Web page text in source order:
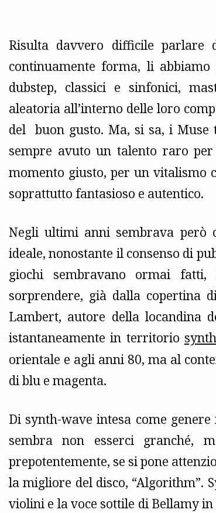
Risulta davvero difficile parlare
continuamente forma, li
dubstep, classici e sinfonici,
aleatoria all’interno delle loro
del buon gusto. Ma, si sa, i
sempre avuto un talento raro
momento giusto, per un vitalismo
soprattutto fantasioso e autentico.
Negli ultimi anni sembrava
ideale, nonostante il consenso di
giochi sembravano ormai
sorprendere, già dalla copertina
Lambert, autore della locandina
istantaneamente in territorio
orientale e agli anni 80, ma al
di blu e magenta.
Di synth-wave intesa come
sembra non esserci granché,
prepotentemente, se si pone
la migliore del disco, “Algorithm”.
violini e la voce sottile di Bellamy